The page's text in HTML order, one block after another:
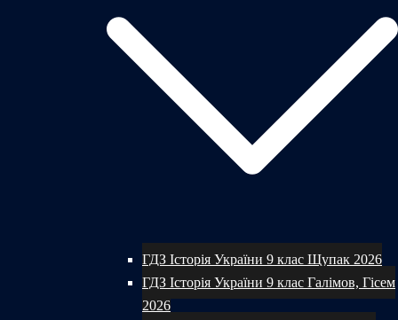
ГДЗ Історія України 9 клас Щупак 2026
ГДЗ Історія України 9 клас Галімов, Гісем
2026